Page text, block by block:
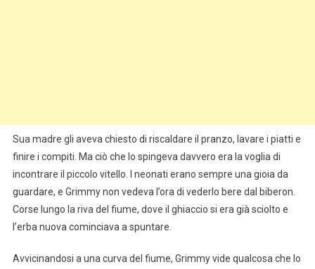
Sua madre gli aveva chiesto di riscaldare il pranzo, lavare i piatti e
finire i compiti. Ma ciò che lo spingeva davvero era la voglia di
incontrare il piccolo vitello. I neonati erano sempre una gioia da
guardare, e Grimmy non vedeva l’ora di vederlo bere dal biberon.
Corse lungo la riva del fiume, dove il ghiaccio si era già sciolto e
l’erba nuova cominciava a spuntare.
Avvicinandosi a una curva del fiume, Grimmy vide qualcosa che lo